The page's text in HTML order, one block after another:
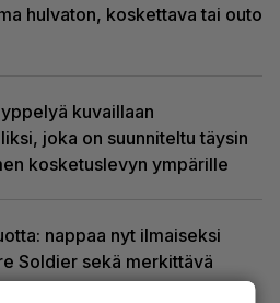
hulvaton, koskettava tai outo
kuvaillaan
joka on suunniteltu täysin
kosketuslevyn ympärille
nappaa nyt ilmaiseksi
Soldier sekä merkittävä
-päivitys